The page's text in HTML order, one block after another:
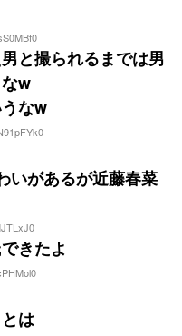
と撮られるまでは男
w
なw
いがあるが近藤春菜
きたよ
は